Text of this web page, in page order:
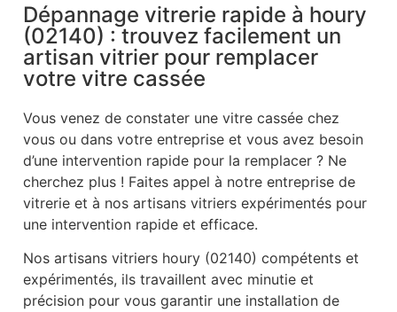
Dépannage vitrerie rapide à houry
(02140) : trouvez facilement un
artisan vitrier pour remplacer
votre vitre cassée
Vous venez de constater une vitre cassée chez
vous ou dans votre entreprise et vous avez besoin
d’une intervention rapide pour la remplacer ? Ne
cherchez plus ! Faites appel à notre entreprise de
vitrerie et à nos artisans vitriers expérimentés pour
une intervention rapide et efficace.
Nos artisans vitriers houry (02140) compétents et
expérimentés, ils travaillent avec minutie et
précision pour vous garantir une installation de